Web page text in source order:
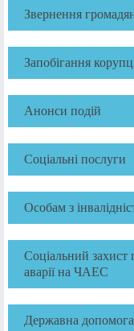
Звернення
Запобігання
Анонси подій
Соціальні послуги
Особам з
Соціальний захист
аварії на ЧАЕС
Державна допомога